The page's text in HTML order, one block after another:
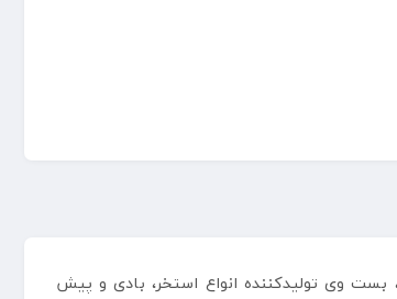
بست وی تولیدکننده انواع استخر، بادی و پیش